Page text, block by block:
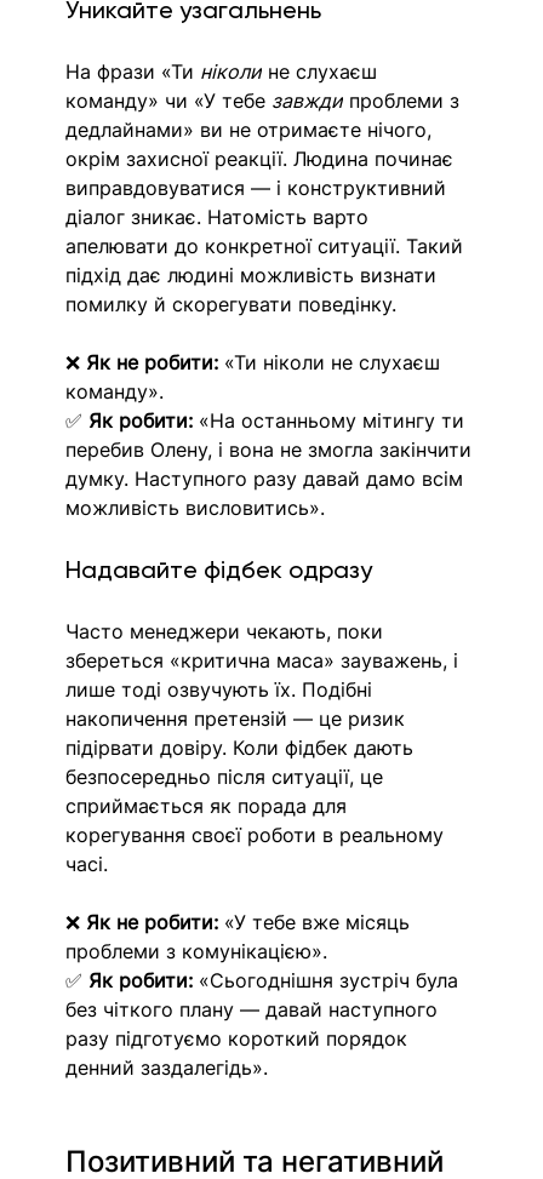
Уникайте узагальнень
На фрази «Ти ніколи не слухаєш
команду» чи «У тебе завжди проблеми з
дедлайнами» ви не отримаєте нічого,
окрім захисної реакції. Людина починає
виправдовуватися — і конструктивний
діалог зникає. Натомість варто
апелювати до конкретної ситуації. Такий
підхід дає людині можливість визнати
помилку й скорегувати поведінку.
❌ Як не робити: «Ти ніколи не слухаєш
команду».
✅ Як робити: «На останньому мітингу ти
перебив Олену, і вона не змогла закінчити
думку. Наступного разу давай дамо всім
можливість висловитись».
Надавайте фідбек одразу
Часто менеджери чекають, поки
збереться «критична маса» зауважень, і
лише тоді озвучують їх. Подібні
накопичення претензій — це ризик
підірвати довіру. Коли фідбек дають
безпосередньо після ситуації, це
сприймається як порада для
корегування своєї роботи в реальному
часі.
❌ Як не робити: «У тебе вже місяць
проблеми з комунікацією».
✅ Як робити: «Сьогоднішня зустріч була
без чіткого плану — давай наступного
разу підготуємо короткий порядок
денний заздалегідь».
Позитивний та негативний